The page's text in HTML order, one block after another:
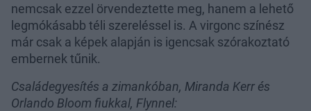
nemcsak ezzel örvendeztette meg, hanem a lehető
legmókásabb téli szereléssel is. A virgonc színész
már csak a képek alapján is igencsak szórakoztató
embernek tűnik.
Családegyesítés a zimankóban, Miranda Kerr és
Orlando Bloom fiukkal, Flynnel: